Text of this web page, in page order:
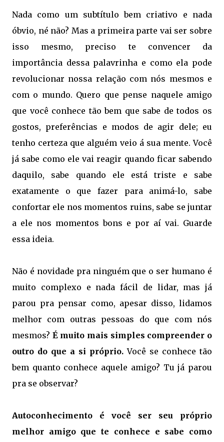
Nada como um subtítulo bem criativo e nada
óbvio, né não? Mas a primeira parte vai ser sobre
isso mesmo, preciso te convencer da
importância dessa palavrinha e como ela pode
revolucionar nossa relação com nós mesmos e
com o mundo. Quero que pense naquele amigo
que você conhece tão bem que sabe de todos os
gostos, preferências e modos de agir dele; eu
tenho certeza que alguém veio á sua mente. Você
já sabe como ele vai reagir quando ficar sabendo
daquilo, sabe quando ele está triste e sabe
exatamente o que fazer para animá-lo, sabe
confortar ele nos momentos ruins, sabe se juntar
a ele nos momentos bons e por aí vai. Guarde
essa ideia.
Não é novidade pra ninguém que o ser humano é
muito complexo e nada fácil de lidar, mas já
parou pra pensar como, apesar disso, lidamos
melhor com outras pessoas do que com nós
mesmos? É muito mais simples compreender o
outro do que a si próprio. Você se conhece tão
bem quanto conhece aquele amigo? Tu já parou
pra se observar?
Autoconhecimento é você ser seu próprio
melhor amigo que te conhece e sabe como